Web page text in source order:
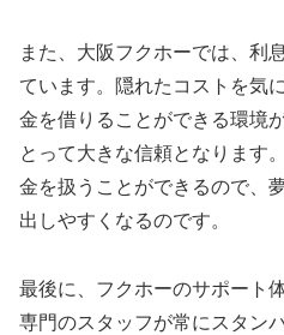
また、大阪フクホーでは、利
ています。隠れたコストを気
金を借りることができる環境
とって大きな信頼となります
金を扱うことができるので、
出しやすくなるのです。
最後に、フクホーのサポート
専門のスタッフが常にスタン